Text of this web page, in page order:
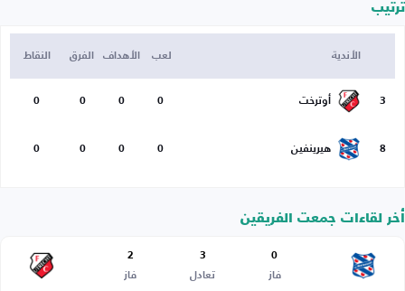
ترتيب
الأندية لعب الأهداف الفرق النقاط
3 أوترخت 0
0
0
0
8 هيرينفين 0
0
0
0
أخر لقاءات جمعت الفريقين
0
فاز
3
تعادل
2
فاز